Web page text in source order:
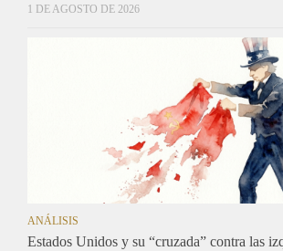
1 DE AGOSTO DE 2026
ANÁLISIS
Estados Unidos y su “cruzada” contra las